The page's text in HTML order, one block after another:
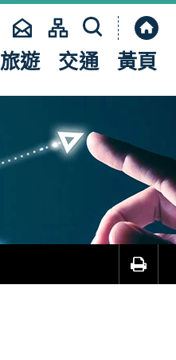
縮
合
網
站
旅遊 交通 黃頁